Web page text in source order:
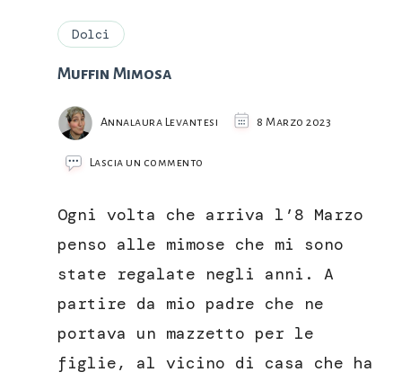
Dolci
Muffin Mimosa
Annalaura Levantesi 8 Marzo 2023
Lascia un commento
Ogni volta che arriva l’8 Marzo
penso alle mimose che mi sono
state regalate negli anni. A
partire da mio padre che ne
portava un mazzetto per le
figlie, al vicino di casa che ha